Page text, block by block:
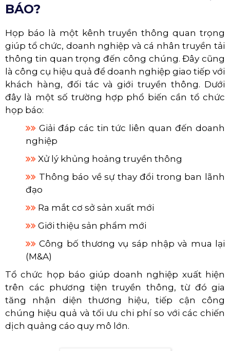
BÁO?
Họp báo là một kênh truyền thông quan trọng
giúp tổ chức, doanh nghiệp và cá nhân truyền tải
thông tin quan trọng đến công chúng. Đây cũng
là công cụ hiệu quả để doanh nghiệp giao tiếp với
khách hàng, đối tác và giới truyền thông. Dưới
đây là một số trường hợp phổ biến cần tổ chức
họp báo:
Giải đáp các tin tức liên quan đến doanh
nghiệp
Xử lý khủng hoảng truyền thông
Thông báo về sự thay đổi trong ban lãnh
đạo
Ra mắt cơ sở sản xuất mới
Giới thiệu sản phẩm mới
Công bố thương vụ sáp nhập và mua lại
(M&A)
Tổ chức họp báo giúp doanh nghiệp xuất hiện
trên các phương tiện truyền thông, từ đó gia
tăng nhận diện thương hiệu, tiếp cận công
chúng hiệu quả và tối ưu chi phí so với các chiến
dịch quảng cáo quy mô lớn.